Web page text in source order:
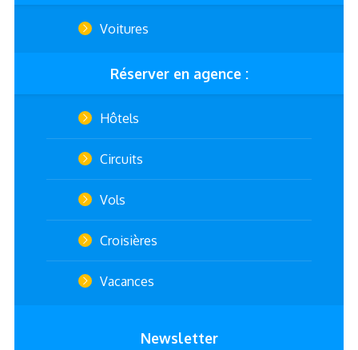
Voitures
Réserver en agence :
Hôtels
Circuits
Vols
Croisières
Vacances
Newsletter